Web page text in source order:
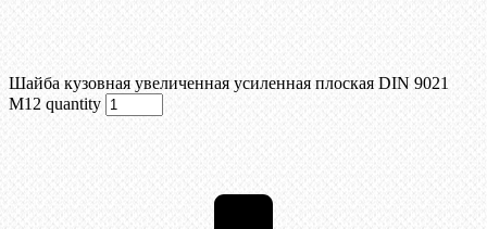
Шайба кузовная увеличенная усиленная плоская DIN 9021
М12 quantity